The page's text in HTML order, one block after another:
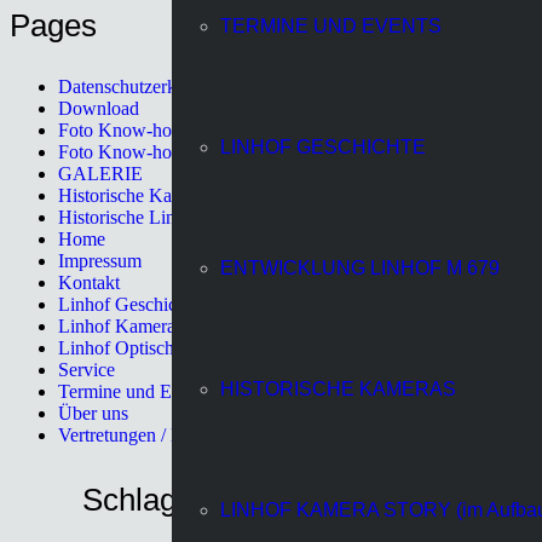
TERMINE UND EVENTS
LINHOF GESCHICHTE
ENTWICKLUNG LINHOF M 679
HISTORISCHE KAMERAS
LINHOF KAMERA STORY (im
Pages
Datenschutzerklärung
Download
Foto Know-how
Foto Know-how II
GALERIE
Historische Kameras
Historische Linhof Kameras
Home
Impressum
Kontakt
Linhof Geschichte
Linhof Kamerawerk
Linhof Optische Systemtechnik
Service
Termine und Events
Über uns
Vertretungen / Distributors
Schlagwörter